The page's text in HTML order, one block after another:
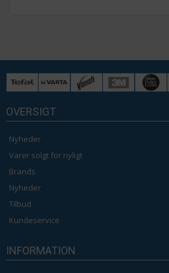
OVERSIGT
Nyheder
Varer solgt for nyligt
Brands
Nyheder
Tilbud
Kundeservice
INFORMATION